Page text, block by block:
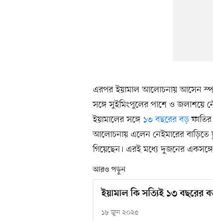
এরপর ইয়ামাল আলোচনায় আসেন
সঙ্গে সুইমিংপুলের পাশে ও জলাশয়ে
ইয়ামালের সঙ্গে ১৩ বছরের বড়
আলোচনায় এলেন নেইমারের বাড়িতে
গিয়েছেন। এরই মধ্যে দুজনের
আরও পড়ুন
ইয়ামাল কি সত্যিই ১৩ বছরের
১৮ জুন ২০২৫